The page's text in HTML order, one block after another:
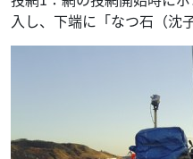
入し、下端に「なつ石（沈